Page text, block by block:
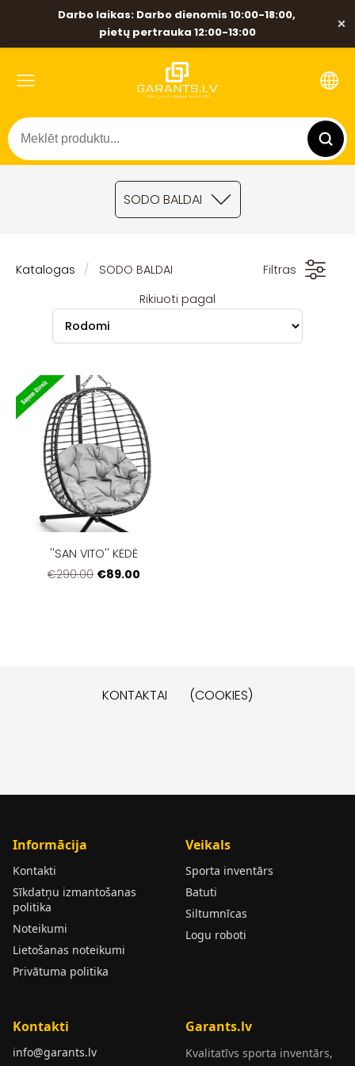
Darbo laikas: Darbo dienomis 10:00-18:00,
pietų pertrauka 12:00-13:00
×
SODO BALDAI
Katalogas SODO BALDAI
Filtras
Rikiuoti pagal
''SAN VITO'' KĖDĖ
€290.00 €89.00
KONTAKTAI (COOKIES)
Informācija
Kontakti
Sīkdatņu izmantošanas
politika
Noteikumi
Lietošanas noteikumi
Privātuma politika
Veikals
Sporta inventārs
Batuti
Siltumnīcas
Logu roboti
Kontakti
info@garants.lv
Garants.lv
Kvalitatīvs sporta inventārs,